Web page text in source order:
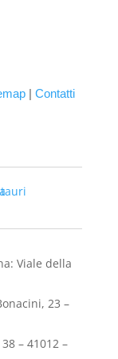
|Contatti
Viale della
23 –
– 41012 –